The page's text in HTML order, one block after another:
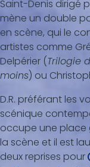
Saint-Denis dirigé
mène un double
en scène, qui le
artistes comme
Delpérier (Trilogie
moins) ou
D.R. préférant les
scénique
occupe une place
la scène et il est
deux reprises pour